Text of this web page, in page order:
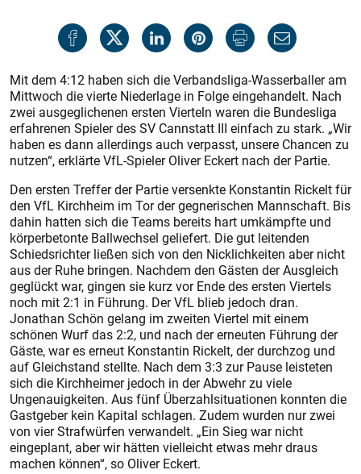
Mit dem 4:12 haben sich die Verbandsliga-Wasserballer am
Mittwoch die vierte Niederlage in Folge eingehandelt. Nach
zwei ausgeglichenen ersten Vierteln waren die Bundesliga
erfahrenen Spieler des SV Cannstatt III einfach zu stark. „Wir
haben es dann allerdings auch verpasst, unsere Chancen zu
nutzen“, erklärte VfL-Spieler Oliver Eckert nach der Partie.
Den ersten Treffer der Partie versenkte Konstantin Rickelt für
den VfL Kirchheim im Tor der gegnerischen Mannschaft. Bis
dahin hatten sich die Teams bereits hart umkämpfte und
körperbetonte Ballwechsel geliefert. Die gut leitenden
Schiedsrichter ließen sich von den Nicklichkeiten aber nicht
aus der Ruhe bringen. Nachdem den Gästen der Ausgleich
geglückt war, gingen sie kurz vor Ende des ersten Viertels
noch mit 2:1 in Führung. Der VfL blieb jedoch dran.
Jonathan Schön gelang im zweiten Viertel mit einem
schönen Wurf das 2:2, und nach der erneuten Führung der
Gäste, war es erneut Konstantin Rickelt, der durchzog und
auf Gleichstand stellte. Nach dem 3:3 zur Pause leisteten
sich die Kirchheimer jedoch in der Abwehr zu viele
Ungenauigkeiten. Aus fünf Überzahlsituationen konnten die
Gastgeber kein Kapital schlagen. Zudem wurden nur zwei
von vier Strafwürfen verwandelt. „Ein Sieg war nicht
eingeplant, aber wir hätten vielleicht etwas mehr draus
machen können“, so Oliver Eckert.